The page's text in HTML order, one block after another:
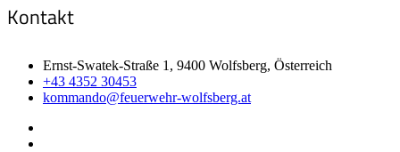
Kontakt
Ernst-Swatek-Straße 1, 9400 Wolfsberg, Österreich
+43 4352 30453
kommando@feuerwehr-wolfsberg.at